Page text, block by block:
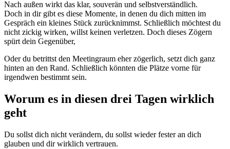
Nach außen wirkt das klar, souverän und selbstverständlich.
Doch in dir gibt es diese Momente, in denen du dich mitten im
Gespräch ein kleines Stück zurücknimmst. Schließlich möchtest du
nicht zickig wirken, willst keinen verletzen. Doch dieses Zögern
spürt dein Gegenüber,
Oder du betrittst den Meetingraum eher zögerlich, setzt dich ganz
hinten an den Rand. Schließlich könnten die Plätze vorne für
irgendwen bestimmt sein.
Worum es in diesen drei Tagen wirklich
geht
Du sollst dich nicht verändern, du sollst wieder fester an dich
glauben und dir wirklich vertrauen.